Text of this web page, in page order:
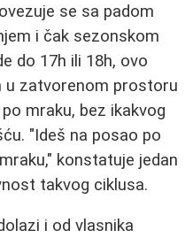
se sa padom
i čak sezonskom
do 17h ili 18h, ovo
u zatvorenom prostoru
mraku, bez ikakvog
"Ideš na posao po
konstatuje jedan
takvog ciklusa.
i od vlasnika